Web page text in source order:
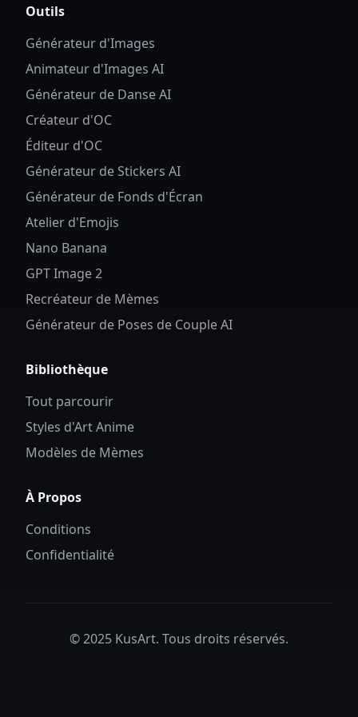
Outils
Générateur d'Images
Animateur d'Images AI
Générateur de Danse AI
Créateur d'OC
Éditeur d'OC
Générateur de Stickers AI
Générateur de Fonds d'Écran
Atelier d'Emojis
Nano Banana
GPT Image 2
Recréateur de Mèmes
Générateur de Poses de Couple AI
Bibliothèque
Tout parcourir
Styles d'Art Anime
Modèles de Mèmes
À Propos
Conditions
Confidentialité
© 2025 KusArt. Tous droits réservés.